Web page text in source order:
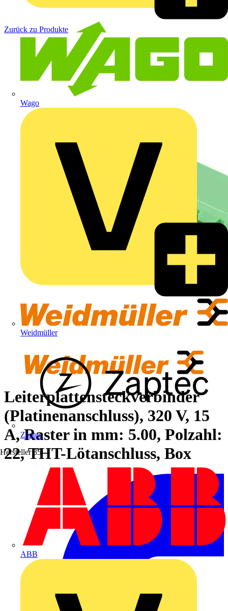
Wago
Weidmüller
Zaptec
Hersteller 35
ABB
Zurück zu Produkte
Leiterplattensteckverbinder
(Platinenanschluss), 320 V, 15
A, Raster in mm: 5.00, Polzahl:
22, THT-Lötanschluss, Box